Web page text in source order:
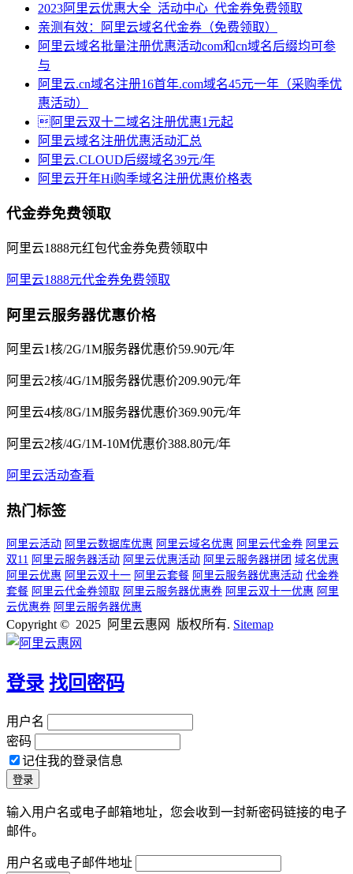
2023阿里云优惠大全_活动中心_代金券免费领取
亲测有效：阿里云域名代金券（免费领取）
阿里云域名批量注册优惠活动com和cn域名后缀均可参
与
阿里云.cn域名注册16首年.com域名45元一年（采购季优
惠活动）
阿里云双十二域名注册优惠1元起
阿里云域名注册优惠活动汇总
阿里云.CLOUD后缀域名39元/年
阿里云开年Hi购季域名注册优惠价格表
代金券免费领取
阿里云1888元红包代金券免费领取中
阿里云1888元代金券免费领取
阿里云服务器优惠价格
阿里云1核/2G/1M服务器优惠价59.90元/年
阿里云2核/4G/1M服务器优惠价209.90元/年
阿里云4核/8G/1M服务器优惠价369.90元/年
阿里云2核/4G/1M-10M优惠价388.80元/年
阿里云活动查看
热门标签
阿里云活动 阿里云数据库优惠 阿里云域名优惠 阿里云代金券 阿里云
双11 阿里云服务器活动 阿里云优惠活动 阿里云服务器拼团 域名优惠
阿里云优惠 阿里云双十一 阿里云套餐 阿里云服务器优惠活动 代金券
套餐 阿里云代金券领取 阿里云服务器优惠券 阿里云双十一优惠 阿里
云优惠券 阿里云服务器优惠
Copyright © 2025 阿里云惠网 版权所有. Sitemap
登录 找回密码
用户名
密码
记住我的登录信息
输入用户名或电子邮箱地址，您会收到一封新密码链接的电子
邮件。
用户名或电子邮件地址